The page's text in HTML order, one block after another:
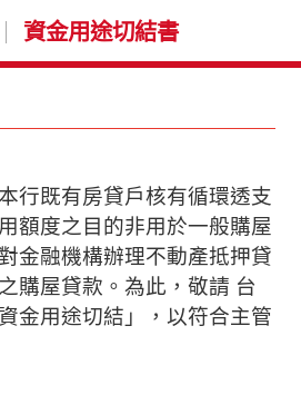
資金用途切結書
行既有房貸戶核有循環透支
額度之目的非用於一般購屋
金融機構辦理不動產抵押貸
購屋貸款。為此，敬請 台
金用途切結」，以符合主管